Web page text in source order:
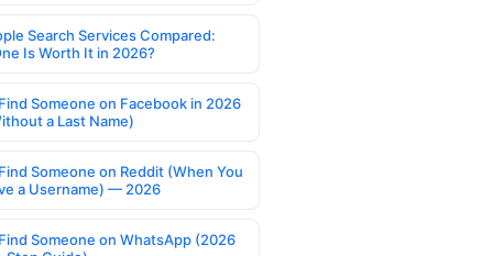
Search Services Compared:
Is Worth It in 2026?
Someone on Facebook in 2026
a Last Name)
Someone on Reddit (When You
a Username) — 2026
Someone on WhatsApp (2026